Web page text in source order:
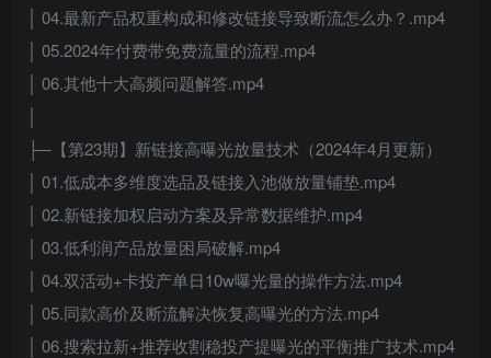
│ 04.最新产品权重构成和修改链接导致断流怎么办？.mp4
│ 05.2024年付费带免费流量的流程.mp4
│ 06.其他十大高频问题解答.mp4
│
├─【第23期】新链接高曝光放量技术（2024年4月更新）
│ 01.低成本多维度选品及链接入池做放量铺垫.mp4
│ 02.新链接加权启动方案及异常数据维护.mp4
│ 03.低利润产品放量困局破解.mp4
│ 04.双活动+卡投产单日10w曝光量的操作方法.mp4
│ 05.同款高价及断流解决恢复高曝光的方法.mp4
│ 06.搜索拉新+推荐收割稳投产提曝光的平衡推广技术.mp4